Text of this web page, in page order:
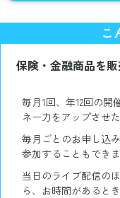
こ
保険・金融商品を
毎月1回、年12回の開
ネー力をアップさせ
毎月ごとのお申し込
参加することもできま
当日のライブ配信の
ら、お時間があると